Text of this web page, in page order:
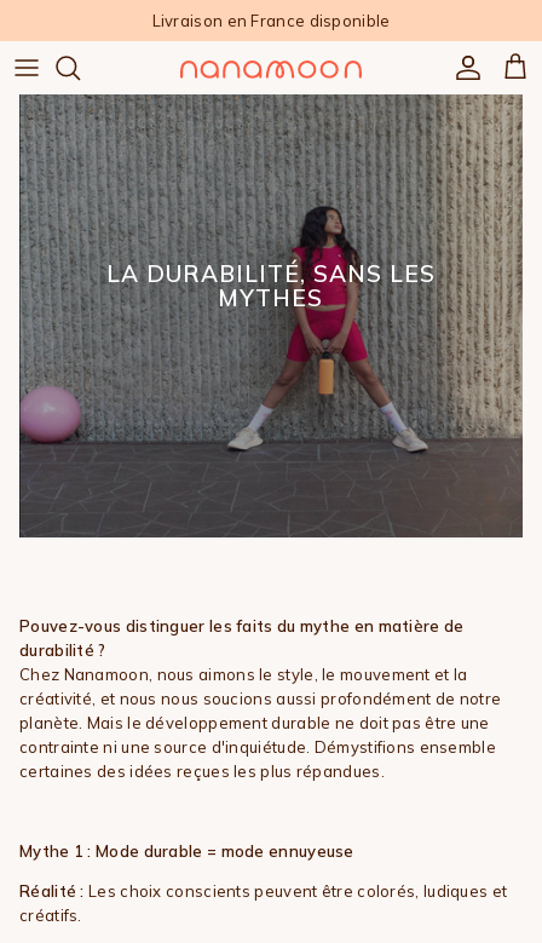
Livraison en France disponible
Compte
LA DURABILITÉ, SANS LES
MYTHES
Pouvez-vous distinguer les faits du mythe en matière de
durabilité ?
Chez Nanamoon, nous aimons le style, le mouvement et la
créativité, et nous nous soucions aussi profondément de notre
planète. Mais le développement durable ne doit pas être une
contrainte ni une source d'inquiétude. Démystifions ensemble
certaines des idées reçues les plus répandues.
Mythe 1 : Mode durable = mode ennuyeuse
Réalité : Les choix conscients peuvent être colorés, ludiques et
créatifs.